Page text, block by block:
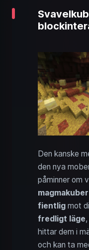
Den kanske
den nya
påminner om
magmakuber
fientlig mot
fredligt läge
hittar dem i
och kan ta